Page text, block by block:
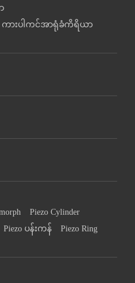
ကားပါကင်အာရုံခံကိရိယာ
Piezo Cylinder
Piezo ပန်းကန်
Piezo Ring